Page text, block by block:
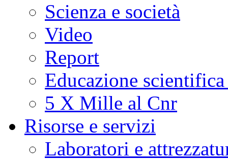
Scienza e società
Video
Report
Educazione
5 X Mille al Cnr
Risorse e servizi
Laboratori e